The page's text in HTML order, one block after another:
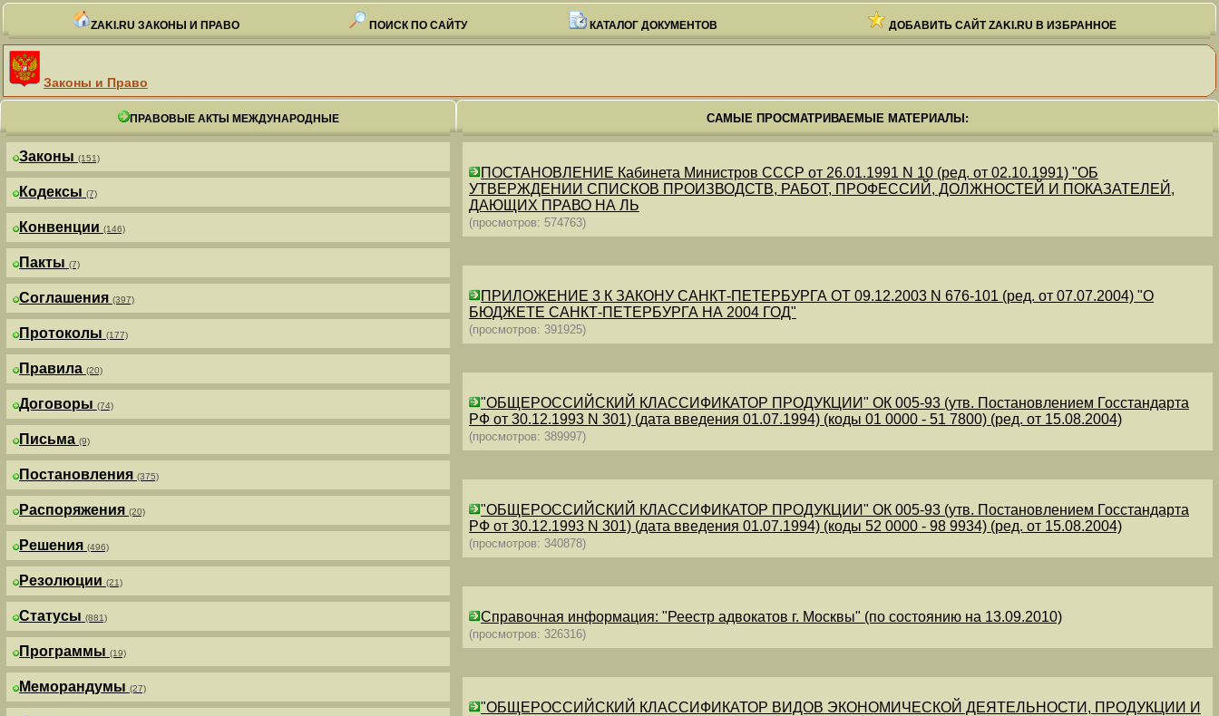
ZAKI.RU ЗАКОНЫ И ПРАВО ПОИСК ПО САЙТУ КАТАЛОГ ДОКУМЕНТОВ ДОБАВИТЬ САЙТ ZAKI.RU В ИЗБРАННОЕ
Законы и Право
ПРАВОВЫЕ АКТЫ МЕЖДУНАРОДНЫЕ
Законы (151)
Кодексы (7)
Конвенции (146)
Пакты (7)
Соглашения (397)
Протоколы (177)
Правила (20)
Договоры (74)
Письма (9)
Постановления (375)
Распоряжения (20)
Решения (496)
Резолюции (21)
Статусы (881)
Программы (19)
Меморандумы (27)
САМЫЕ ПРОСМАТРИВАЕМЫЕ МАТЕРИАЛЫ:
ПОСТАНОВЛЕНИЕ Кабинета Министров СССР от 26.01.1991 N 10 (ред. от 02.10.1991) "ОБ
УТВЕРЖДЕНИИ СПИСКОВ ПРОИЗВОДСТВ, РАБОТ, ПРОФЕССИЙ, ДОЛЖНОСТЕЙ И ПОКАЗАТЕЛЕЙ,
ДАЮЩИХ ПРАВО НА ЛЬ
(просмотров: 574763)
ПРИЛОЖЕНИЕ 3 К ЗАКОНУ САНКТ-ПЕТЕРБУРГА ОТ 09.12.2003 N 676-101 (ред. от 07.07.2004) "О
БЮДЖЕТЕ САНКТ-ПЕТЕРБУРГА НА 2004 ГОД"
(просмотров: 391925)
"ОБЩЕРОССИЙСКИЙ КЛАССИФИКАТОР ПРОДУКЦИИ" ОК 005-93 (утв. Постановлением Госстандарта
РФ от 30.12.1993 N 301) (дата введения 01.07.1994) (коды 01 0000 - 51 7800) (ред. от 15.08.2004)
(просмотров: 389997)
"ОБЩЕРОССИЙСКИЙ КЛАССИФИКАТОР ПРОДУКЦИИ" ОК 005-93 (утв. Постановлением Госстандарта
РФ от 30.12.1993 N 301) (дата введения 01.07.1994) (коды 52 0000 - 98 9934) (ред. от 15.08.2004)
(просмотров: 340878)
Справочная информация: "Реестр адвокатов г. Москвы" (по состоянию на 13.09.2010)
(просмотров: 326316)
"ОБЩЕРОССИЙСКИЙ КЛАССИФИКАТОР ВИДОВ ЭКОНОМИЧЕСКОЙ ДЕЯТЕЛЬНОСТИ, ПРОДУКЦИИ И